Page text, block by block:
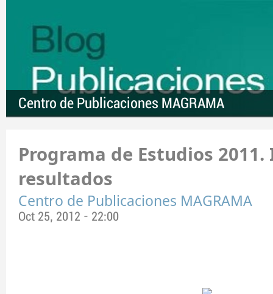
Centro de Publicaciones MAGRAMA
Programa de Estudios
resultados
Centro de Publicaciones MAGRAMA
Oct 25, 2012 - 22:00